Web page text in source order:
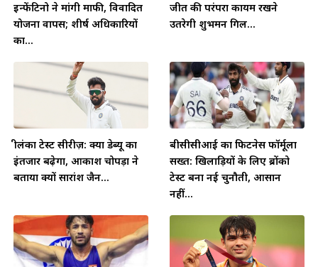
इन्फेंटिनो ने मांगी माफी, विवादित
योजना वापस; शीर्ष अधिकारियों
का...
जीत की परंपरा कायम रखने
उतरेगी शुभमन गिल...
श्रीलंका टेस्ट सीरीज़: क्या डेब्यू का
इंतजार बढ़ेगा, आकाश चोपड़ा ने
बताया क्यों सारांश जैन...
बीसीसीआई का फिटनेस फॉर्मूला
सख्त: खिलाड़ियों के लिए ब्रोंको
टेस्ट बना नई चुनौती, आसान
नहीं...